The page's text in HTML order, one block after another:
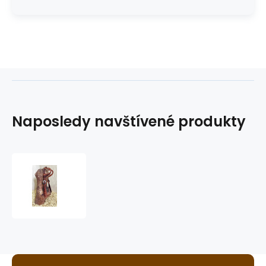
Naposledy navštívené produkty